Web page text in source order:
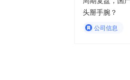
头掰手腕？
公司信息